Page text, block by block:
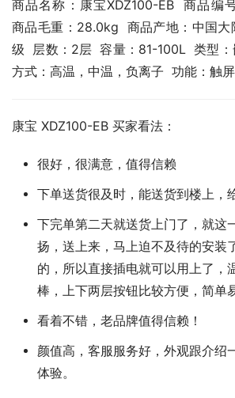
商品名称：康宝XDZ100-EB  商品编
商品毛重：28.0kg  商品产地：中国大
级  层数：2层  容量：81-100L  类型
方式：高温，中温，负离子  功能：触
康宝 XDZ100-EB 买家看法：
很好，很满意，值得信赖
下单送货很及时，能送货到楼上，
下完单第二天就送货上门了，就这
扬，送上来，马上迫不及待的安装
的，所以直接插电就可以用上了，
棒，上下两层按钮比较方便，简单
看着不错，老品牌值得信赖！
颜值高，客服服务好，外观跟介绍
体验。